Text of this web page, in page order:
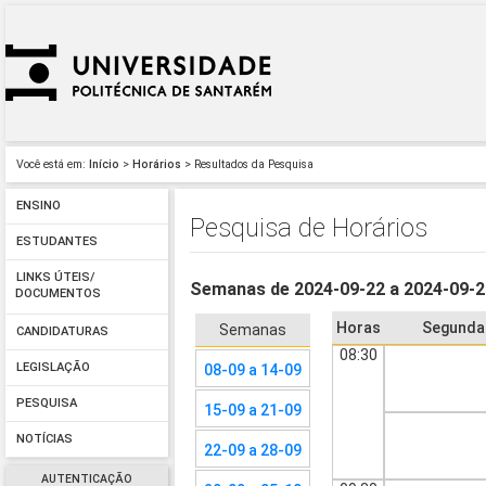
Você está em: Início > Horários > Resultados da Pesquisa
ENSINO
ESTUDANTES
LINKS ÚTEIS/
DOCUMENTOS
CANDIDATURAS
LEGISLAÇÃO
PESQUISA
NOTÍCIAS
AUTENTICAÇÃO
Pesquisa de Horários
Semanas de 2024-09-22 a 2024-09-
Semanas
08-09 a 14-09
15-09 a 21-09
22-09 a 28-09
Horas Segunda
08:30